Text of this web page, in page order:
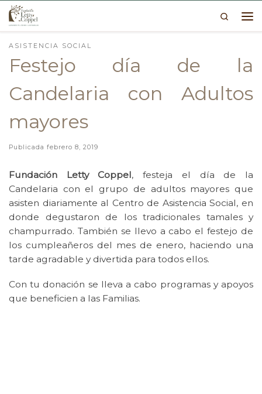
Skip to content
Search
ASISTENCIA SOCIAL
Festejo día de la
Candelaria con Adultos
mayores
Publicada febrero 8, 2019
Fundación Letty Coppel, festeja el día de la
Candelaria con el grupo de adultos mayores que
asisten diariamente al Centro de Asistencia Social, en
donde degustaron de los tradicionales tamales y
champurrado. También se llevo a cabo el festejo de
los cumpleañeros del mes de enero, haciendo una
tarde agradable y divertida para todos ellos.
Con tu donación se lleva a cabo programas y apoyos
que beneficien a las Familias.